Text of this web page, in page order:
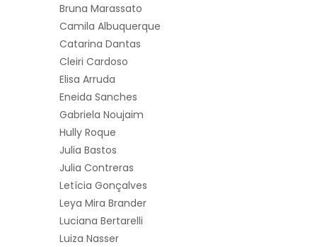
Bruna Marassato
Camila Albuquerque
Catarina Dantas
Cleiri Cardoso
Elisa Arruda
Eneida Sanches
Gabriela Noujaim
Hully Roque
Julia Bastos
Julia Contreras
Letícia Gonçalves
Leya Mira Brander
Luciana Bertarelli
Luiza Nasser